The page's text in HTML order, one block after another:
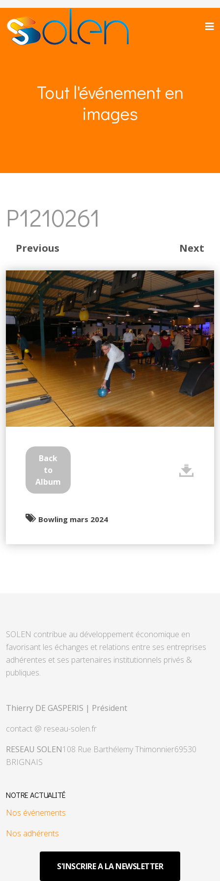
Tout l'événement en
images
P1210261
Previous Next
Back
to
Album
Bowling mars 2024
SOLEN contribue au développement économique en
favorisant les échanges et relations entre ses entreprises
adhérentes et ses partenaires institutionnels privés &
publiques.
Thierry DE GASPERIS | Président
contact @ reseau-solen.fr
RESEAU SOLEN108 Rue Barthélemy Thimonnier69530
BRIGNAIS
NOTRE ACTUALITÉ
Nos événements
Nos adhérents
S'INSCRIRE A LA NEWSLETTER